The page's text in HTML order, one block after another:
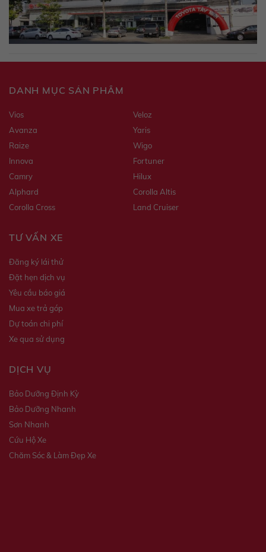
DANH MỤC SẢN PHẨM
Vios
Veloz
Avanza
Yaris
Raize
Wigo
Innova
Fortuner
Camry
Hilux
Alphard
Corolla Altis
Corolla Cross
Land Cruiser
TƯ VẤN XE
Đăng ký lái thử
Đặt hẹn dịch vụ
Yêu cầu báo giá
Mua xe trả góp
Dự toán chi phí
Xe qua sử dụng
DỊCH VỤ
Bảo Dưỡng Định Kỳ
Bảo Dưỡng Nhanh
Sơn Nhanh
Cứu Hộ Xe
Chăm Sóc & Làm Đẹp Xe